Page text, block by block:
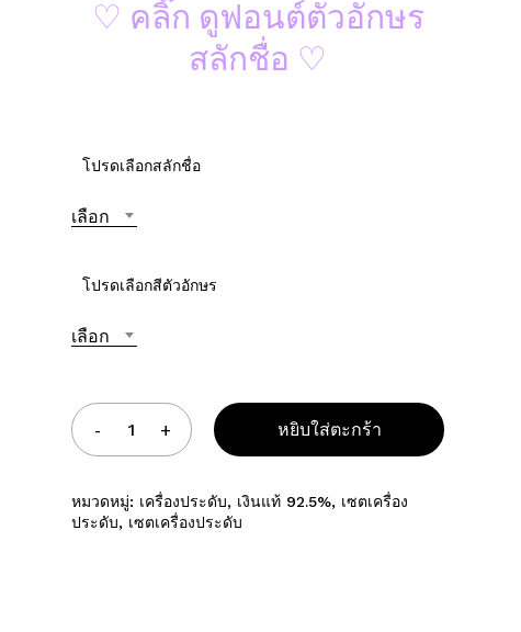
♡ คลิ๊ก ดูฟอนต์ตัวอักษร
สลักชื่อ ♡
โปรดเลือกสลักชื่อ
เลือก
โปรดเลือกสีตัวอักษร
เลือก
หยิบใส่ตะกร้า
หมวดหมู่: เครื่องประดับ, เงินแท้ 92.5%, เซตเครื่อง
ประดับ, เซตเครื่องประดับ
ว็บไซต์ของฉันบนเบราว์เซอร์นี้ สำหรับการแสดงความเห็นครั้งถัดไป